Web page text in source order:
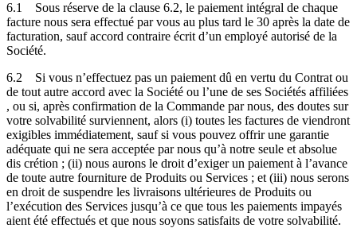
6.1
Sous réserve de la clause 6.2, le paiement intégral de chaque
facture nous sera effectué par vous au plus tard le 30 après la date de
facturation, sauf accord contraire écrit d’un employé autorisé de la
Société.
6.2
Si vous n’effectuez pas un paiement dû en vertu du Contrat ou
de tout autre accord avec la Société ou l’une de ses Sociétés affiliées
, ou si, après confirmation de la Commande par nous, des doutes sur
votre solvabilité surviennent, alors (i) toutes les factures de viendront
exigibles immédiatement, sauf si vous pouvez offrir une garantie
adéquate qui ne sera acceptée par nous qu’à notre seule et absolue
dis crétion ; (ii) nous aurons le droit d’exiger un paiement à l’avance
de toute autre fourniture de Produits ou Services ; et (iii) nous serons
en droit de suspendre les livraisons ultérieures de Produits ou
l’exécution des Services jusqu’à ce que tous les paiements impayés
aient été effectués et que nous soyons satisfaits de votre solvabilité.